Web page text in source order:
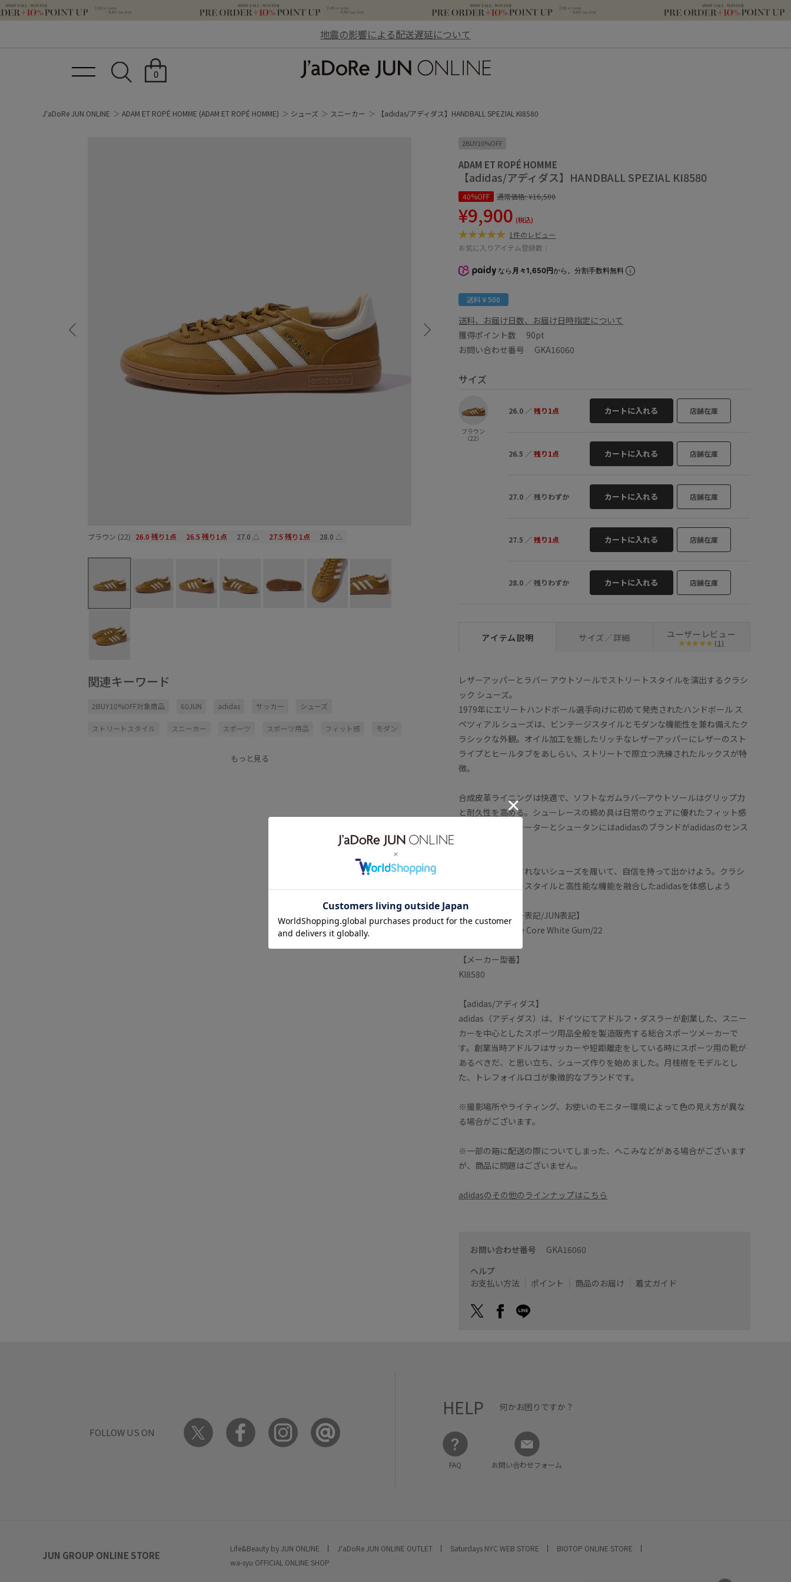
地震の影響による配送遅延について
0
J'aDoRe JUN ONLINE ADAM ET ROPÉ HOMME (ADAM ET ROPÉ HOMME) シューズ スニーカー 【adidas/アディダス】HANDBALL SPEZIAL KI8580
ブラウン (22) 26.0残り1点 26.5残り1点 27.0 △ 27.5残り1点 28.0 △
関連キーワード
2BUY10%OFF対象商品 60JUN adidas サッカー シューズ
ストリートスタイル スニーカー スポーツ スポーツ用品 フィット感 モダン
もっと見る
2BUY10%OFF
ADAM ET ROPÉ HOMME
【adidas/アディダス】HANDBALL SPEZIAL KI8580
40%OFF 通常価格:¥16,500
¥9,900 (税込)
1件のレビュー
お気に入りアイテム登録数：
なら 月々1,650円から。分割手数料無料
送料￥500
送料、お届け日数、お届け日時指定について
獲得ポイント数 90pt
お問い合わせ番号 GKA16060
サイズ
ブラウン
（22）
26.0 ／残り1点 カートに入れる 店舗在庫
26.5 ／残り1点 カートに入れる 店舗在庫
27.0 ／残りわずか カートに入れる 店舗在庫
27.5 ／残り1点 カートに入れる 店舗在庫
28.0 ／残りわずか カートに入れる 店舗在庫
アイテム説明 サイズ／詳細 ユーザーレビュー
(1)
レザーアッパーとラバー アウトソールでストリートスタイルを演出するクラシ
ック シューズ。
1979年にエリートハンドボール選手向けに初めて発売されたハンドボール ス
ペツィアル シューズは、ビンテージスタイルとモダンな機能性を兼ね備えたク
ラシックな外観。オイル加工を施したリッチなレザーアッパーにレザーのスト
ライプとヒールタブをあしらい、ストリートで際立つ洗練されたルックスが特
徴。
合成皮革ライニングは快適で、ソフトなガムラバーアウトソールはグリップ力
と耐久性を高める。シューレースの締め具は日常のウェアに優れたフィット感
をもたらし、クォーターとシュータンにはadidasのブランドがadidasのセンス
この流行に左右されないシューズを履いて、自信を持って出かけよう。クラシ
ックなストリートスタイルと高性能な機能を融合したadidasを体感しよう
【メーカーカラー表記/JUN表記】
Preloved Bronze Core White Gum/22
【メーカー型番】
KI8580
【adidas/アディダス】
adidas（アディダス）は、ドイツにてアドルフ・ダスラーが創業した、スニー
カーを中心としたスポーツ用品全般を製造販売する総合スポーツメーカーで
す。創業当時アドルフはサッカーや短距離走をしている時にスポーツ用の靴が
あるべきだ、と思い立ち、シューズ作りを始めました。月桂樹をモデルとし
た、トレフォイルロゴが象徴的なブランドです。
※撮影場所やライティング、お使いのモニター環境によって色の見え方が異な
る場合がございます。
※一部の箱に配送の際についてしまった、へこみなどがある場合がございます
が、商品に問題はございません。
adidasのその他のラインナップはこちら
お問い合わせ番号 GKA16060
ヘルプ
お支払い方法
ポイント 商品のお届け 着丈ガイド
FOLLOW US ON
HELP 何かお困りですか？
FAQ お問い合わせフォーム
JUN GROUP ONLINE STORE
Life&Beauty by JUN ONLINE J'aDoRe JUN ONLINE OUTLET Saturdays NYC WEB STORE
BIOTOP ONLINE STORE
wa-syu OFFICIAL ONLINE SHOP